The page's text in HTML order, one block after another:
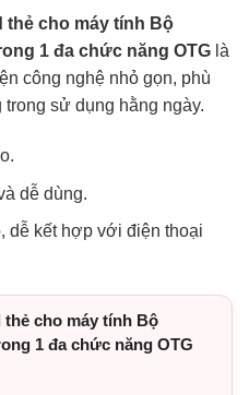
thẻ cho máy tính Bộ
1 đa chức năng OTG là
công nghệ nhỏ gọn, phù
sử dụng hằng ngày.
dễ dùng.
dễ kết hợp với điện thoại
cho máy tính Bộ
1 đa chức năng OTG